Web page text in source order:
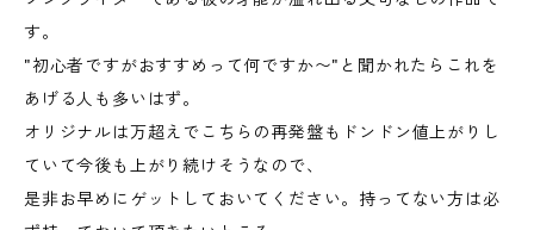
す。
"初心者ですがおすすめって何ですか〜"と聞かれたらこれを
あげる人も多いはず。
オリジナルは万超えでこちらの再発盤もドンドン値上がりし
ていて今後も上がり続けそうなので、
是非お早めにゲットしておいてください。持ってない方は必